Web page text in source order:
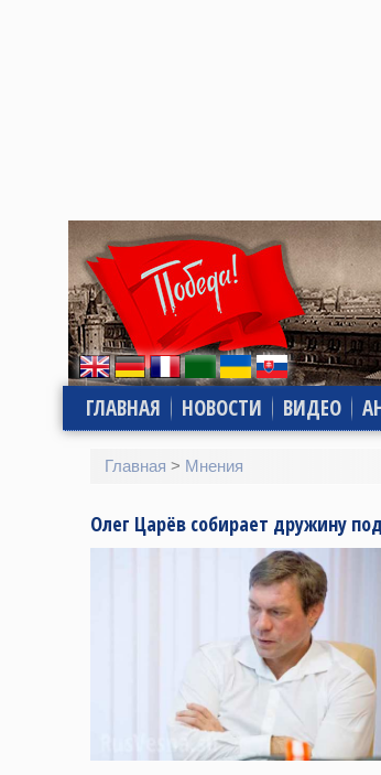
ГЛАВНАЯ НОВОСТИ ВИДЕО
Главная > Мнения
Олег Царёв собирает дружину